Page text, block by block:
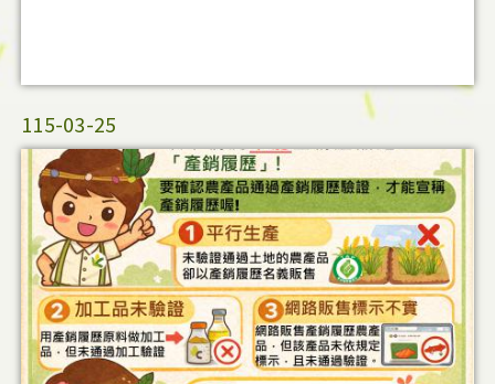
115-03-25